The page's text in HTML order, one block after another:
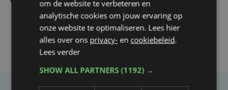
om de website te verbeteren en
analytische cookies om jouw ervaring op
onze website te optimaliseren. Lees hier
alles over ons privacy- en cookiebeleid.
Lees verder
SHOW ALL PARTNERS(1192) →